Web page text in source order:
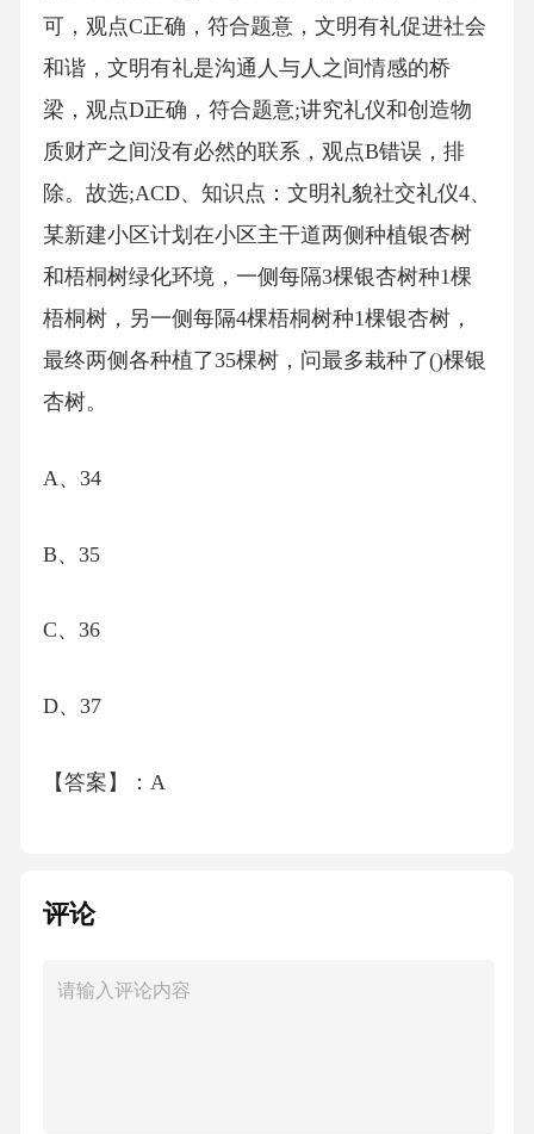
可，观点C正确，符合题意，文明有礼促进社会
和谐，文明有礼是沟通人与人之间情感的桥
梁，观点D正确，符合题意;讲究礼仪和创造物
质财产之间没有必然的联系，观点B错误，排
除。故选;ACD、知识点：文明礼貌社交礼仪4、
某新建小区计划在小区主干道两侧种植银杏树
和梧桐树绿化环境，一侧每隔3棵银杏树种1棵
梧桐树，另一侧每隔4棵梧桐树种1棵银杏树，
最终两侧各种植了35棵树，问最多栽种了()棵银
杏树。
A、34
B、35
C、36
D、37
【答案】：A
种35棵，银杏树最多的种法是按照“银杏、银
有27棵，另一侧每隔4棵梧桐树种1棵银杏树，
评论